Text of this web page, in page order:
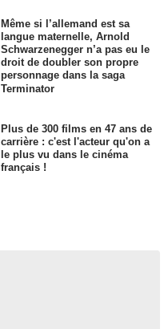
Même si l’allemand est sa
langue maternelle, Arnold
Schwarzenegger n’a pas eu le
droit de doubler son propre
personnage dans la saga
Terminator
Plus de 300 films en 47 ans de
carrière : c'est l'acteur qu'on a
le plus vu dans le cinéma
français !